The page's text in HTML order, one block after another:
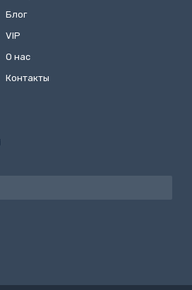
Блог
VIP
О нас
Контакты